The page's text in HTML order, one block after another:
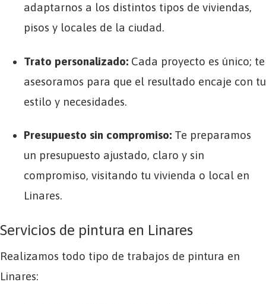
adaptarnos a los distintos tipos de viviendas,
pisos y locales de la ciudad.
Trato personalizado: Cada proyecto es único; te
asesoramos para que el resultado encaje con tu
estilo y necesidades.
Presupuesto sin compromiso: Te preparamos
un presupuesto ajustado, claro y sin
compromiso, visitando tu vivienda o local en
Linares.
Servicios de pintura en Linares
Realizamos todo tipo de trabajos de pintura en
Linares: